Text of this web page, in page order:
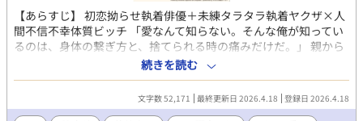
【あらすじ】 初恋拗らせ執着俳優＋未練タラタラ執着ヤクザ×人
間不信不幸体質ビッチ 「愛なんて知らない。そんな俺が知ってい
るのは、身体の繋ぎ方と、捨てられる時の痛みだけだ。」 親から
の虐待、養護施設での性被害を過去に持ち、金稼ぎの為に数多の
男たちを渡り歩く倫理観ゼロビッチ、如月凛太（きさらぎりん
た）の人生は、常に愛情に飢えていた。 『何回か抱いてやっただ
けで恋人面すんな。 お前なんて、誰かの一番になんてなれねぇ。
続きを読む
文字数 52,171 最終更新日 2026.4.18 登録日 2026.4.18